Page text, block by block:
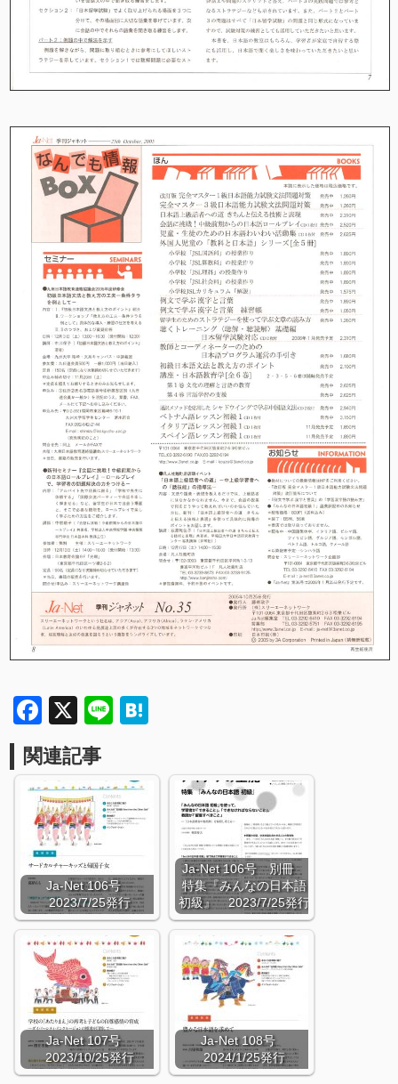
Facebook
X Line
関連記事
Ja-Net 106号
2023/7/25発行
Ja-Net 106号 別冊
特集『みんなの日本語
初級』 2023/7/25発行
Ja-Net 107号
2023/10/25発行
Ja-Net 108号
2024/1/25発行